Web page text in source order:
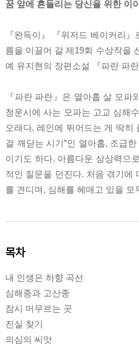
꿈 앞에 흔들리는 당신을 위한 이
『완득이』 『위저드 베이커리
름을 이끌어 갈 제19회 수상작을
예 유지현의 장편소설 『파란 파
『파란 파란』은 열아홉 살 모
청운시에 사는 모파는 고교 심해
오래다. 레인에 뛰어드는 게 딱히
걸 깨닫는 시기”인 열아홉, 조급
이기도 하다. 아름다운 상상력으
적인 질문을 던진다. 처음 겪기에
를 견디며, 심해를 헤매고 있을 모
목차
내 인생은 하향 곡선
심해종과 고산종
잠시 머무르는 곳
진실 찾기
의심의 씨앗